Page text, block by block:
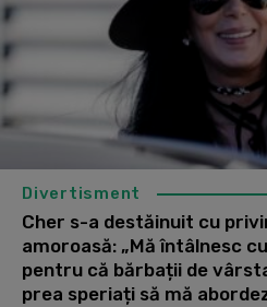
Divertisment
Cher s-a destăinuit cu
amoroasă: „Mă întâlnesc
pentru că bărbații de
prea speriați să mă